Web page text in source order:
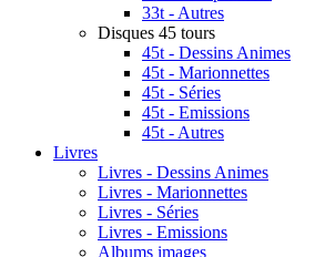
33t - Autres
Disques 45 tours
45t - Dessins Animes
45t - Marionnettes
45t - Séries
45t - Emissions
45t - Autres
Livres
Livres - Dessins Animes
Livres - Marionnettes
Livres - Séries
Livres - Emissions
Albums images